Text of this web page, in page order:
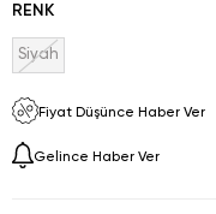
RENK
Siyah
Fiyat Düşünce Haber Ver
Gelince Haber Ver